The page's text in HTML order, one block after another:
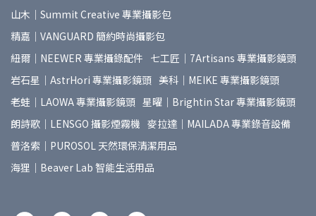
山木｜Summit Creative 專業攝影包
精嘉｜VANGUARD 簡約時尚攝影包
紐爾｜NEEWER 專業攝錄配件 七工匠｜7Artisans 專業攝影鏡頭
岩石星｜AstrHori 專業攝影鏡頭 美科｜MEIKE 專業攝影鏡頭
老蛙｜LAOWA 專業攝影鏡頭 星曜｜Brightin Star 專業攝影鏡頭
朗詩歌｜LENSGO 攝影煙霧機 麥拉達｜MAILADA 專業錄音設備
普洛索｜PUROSOL 天然環保清潔用品
海狸｜Beaver Lab 智能生活用品